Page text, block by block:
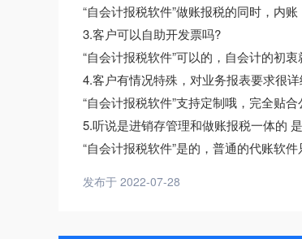
“自会计报税软件”做账报税的同时，内账
3.客户可以自助开发票吗?
“自会计报税软件”可以的，自会计的初
4.客户有情况特殊，对业务报表要求很
“自会计报税软件”支持定制哦，完全贴
5.听说是进销存管理和做账报税一体的
“自会计报税软件”是的，普通的代账软
发布于 2022-07-28